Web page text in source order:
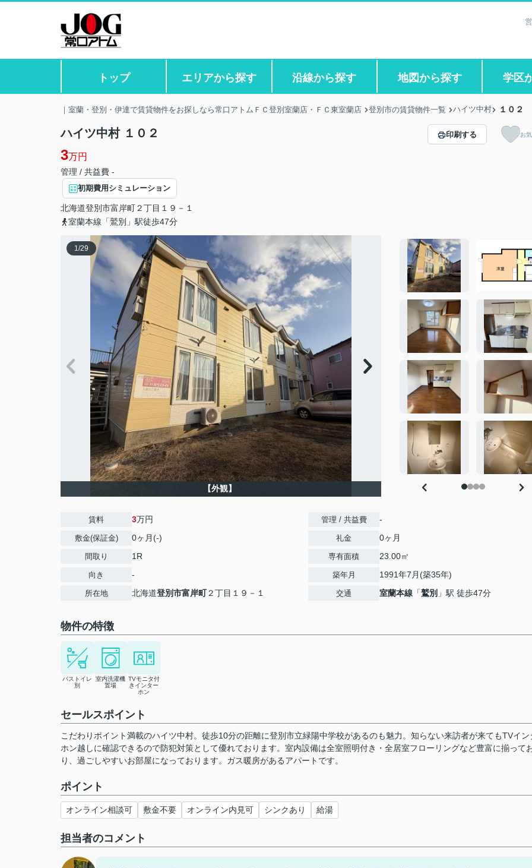
トップ エリアから探す 沿線から探す 地図から探す 学区
｜室蘭・登別・伊達で賃貸物件をお探しなら常口アトムＦＣ登別室蘭店・ＦＣ東室蘭店 登別市の賃貸物件一覧 ハイツ中村 １０２
ハイツ中村 １０２
3万円
管理 / 共益費 -
初期費用シミュレーション
北海道登別市富岸町２丁目１９－１
室蘭本線「鷲別」駅徒歩47分
印刷する お
1/29
【外観】
賃料 3万円
敷金(保証金) 0ヶ月(-)
間取り 1R
向き -
所在地 北海道登別市富岸町２丁目１９－１
管理 / 共益費 -
礼金 0ヶ月
専有面積 23.00㎡
築年月 1991年7月(築35年)
交通 室蘭本線 「鷲別 」駅 徒歩47分
物件の特徴
バストイレ
別
室内洗濯機
置場
TVモニタ付
きインター
ホン
セールスポイント
こだわりポイント満載のハイツ中村。徒歩10分の距離に登別市立緑陽中学校があるのも魅力。知らない来訪者が来てもTVイン
ホン越しに確認できるので防犯対策として優れております。室内設備は全室照明付き・全居室フローリングなど豊富に揃って
り、過ごしやすいお部屋になっております。ガス暖房があるアパートです。
ポイント
オンライン相談可 敷金不要 オンライン内見可 シンクあり 給湯
担当者のコメント